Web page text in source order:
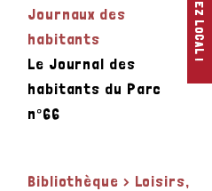
Journaux des
habitants
Le Journal des
habitants du Parc
n°66
Bibliothèque > Loisirs,